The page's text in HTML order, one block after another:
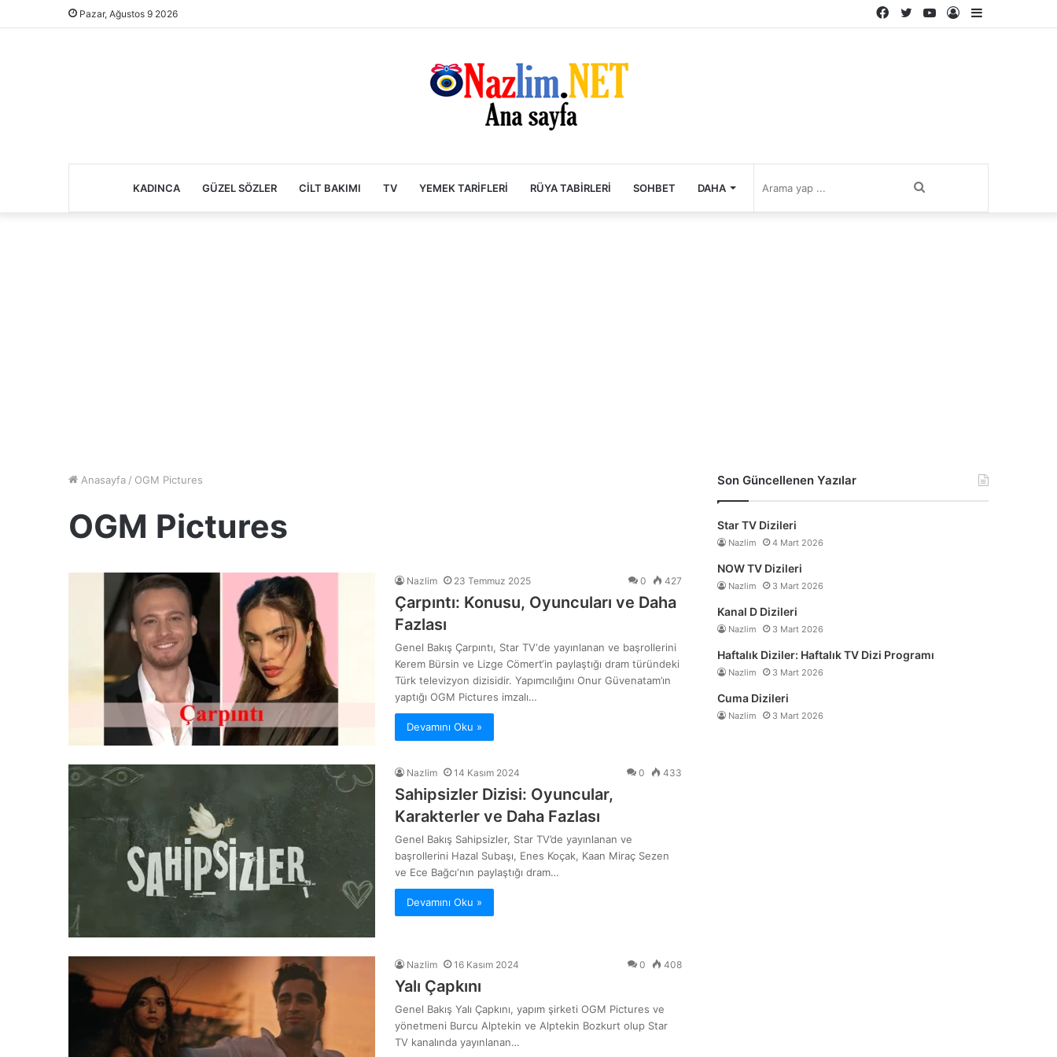
Pazar, Ağustos 9 2026
Kenar
Kayıt
YouTube
Twitter
Facebook
KADINCA GÜZEL SÖZLER CILT BAKIMI TV YEMEK TARIFLERI RÜYA TABIRLERI SOHBET DAHA
Anasayfa / OGM Pictures
OGM Pictures
Nazlim 23 Temmuz 2025 0 427
Çarpıntı: Konusu, Oyuncuları ve Daha
Fazlası
Genel Bakış Çarpıntı, Star TV‘de yayınlanan ve başrollerini
Kerem Bürsin ve Lizge Cömert‘in paylaştığı dram türündeki
Türk televizyon dizisidir. Yapımcılığını Onur Güvenatam’ın
yaptığı OGM Pictures imzalı…
Devamını Oku »
Nazlim 14 Kasım 2024 0 433
Sahipsizler Dizisi: Oyuncular,
Karakterler ve Daha Fazlası
Genel Bakış Sahipsizler, Star TV’de yayınlanan ve
başrollerini Hazal Subaşı, Enes Koçak, Kaan Miraç Sezen
ve Ece Bağcı‘nın paylaştığı dram…
Devamını Oku »
Nazlim 16 Kasım 2024 0 408
Yalı Çapkını
Genel Bakış Yalı Çapkını, yapım şirketi OGM Pictures ve
yönetmeni Burcu Alptekin ve Alptekin Bozkurt olup Star
TV kanalında yayınlanan…
Son Güncellenen Yazılar
Star TV Dizileri
Nazlim 4 Mart 2026
NOW TV Dizileri
Nazlim 3 Mart 2026
Kanal D Dizileri
Nazlim 3 Mart 2026
Haftalık Diziler: Haftalık TV Dizi Programı
Nazlim 3 Mart 2026
Cuma Dizileri
Nazlim 3 Mart 2026